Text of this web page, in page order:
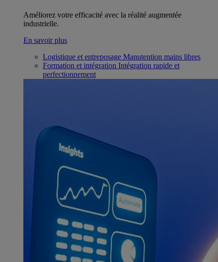
Améliorez votre efficacité avec la réalité augmentée
industrielle.
En savoir plus
Logistique et entreposage Manutention mains libres
Formation et intégration Intégration rapide et
perfectionnement